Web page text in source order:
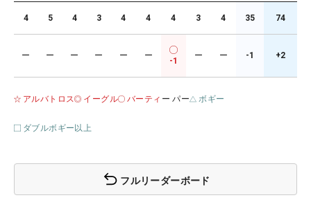
4 5 4 3 4 4 4 3 4 35 74
ー ー ー ー ー ー
-1
ー ー -1 +2
アルバトロス イーグル バーティ ー パー ボギー
ダブルボギー以上
フルリーダーボード